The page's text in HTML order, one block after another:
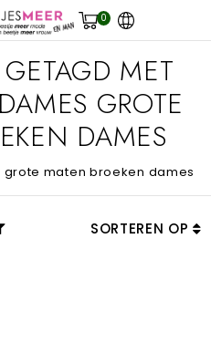
0
MET
GROTE
DAMES
grote maten broeken dames
SORTEREN OP